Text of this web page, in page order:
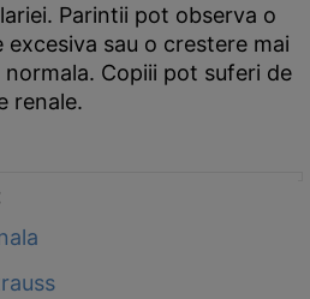
Parintii pot observa o
excesiva sau o crestere mai
Copiii pot suferi de
renale.